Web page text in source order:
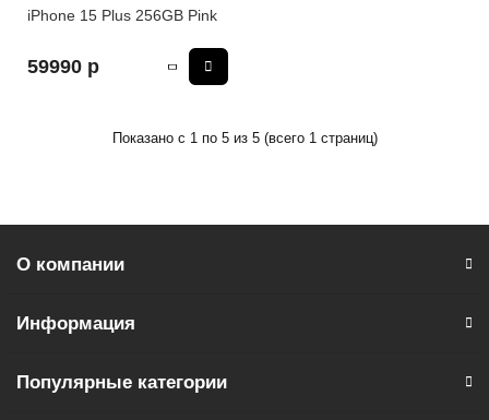
iPhone 15 Plus 256GB Pink
59990 р
Показано с 1 по 5 из 5 (всего 1 страниц)
О компании
Информация
Популярные категории